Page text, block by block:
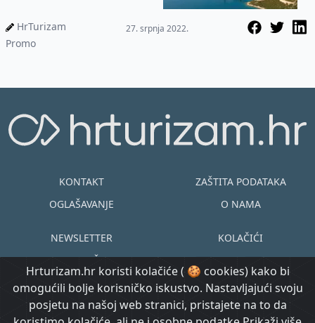
HrTurizam
Promo
27. srpnja 2022.
Hrturizam.hr koristi kolačiće ( 🍪 cookies) kako bi
omogućili bolje korisničko iskustvo. Nastavljajući svoju
posjetu na našoj web stranici, pristajete na to da
KONTAKT
OGLAŠAVANJE
ZAŠTITA PODATAKA
O NAMA
NEWSLETTER
UVJETI KORIŠTENJA
KOLAČIĆI
EN HR
© Copyright
2015.-2026.
@ Created by
Prijavi se